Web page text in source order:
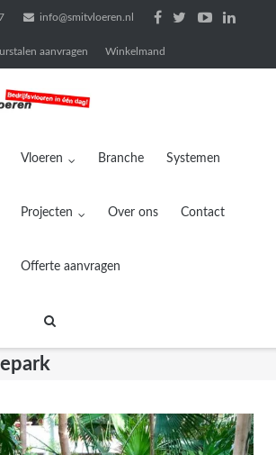
info@smitvloeren.nl
aanvragen Winkelmand
Vloeren Branche Systemen
Projecten Over ons Contact
Offerte aanvragen